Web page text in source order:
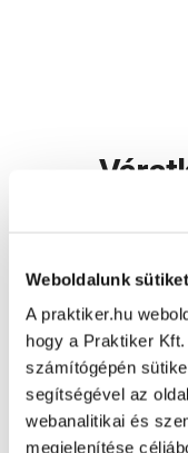
Weboldalunk
A praktiker.hu
hogy a Praktiker
számítógépén
segítségével az
webanalitikai és
megjelenítése